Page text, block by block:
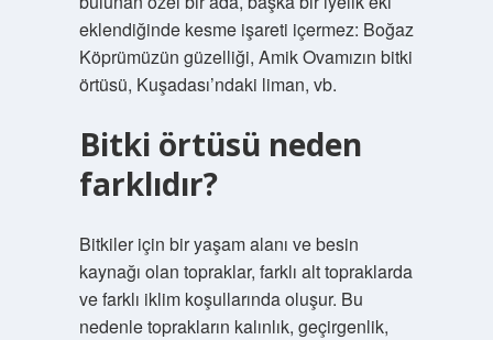
eklendiğinde kesme işareti içermez: Boğaz
Köprümüzün güzelliği, Amik Ovamızın bitki
örtüsü, Kuşadası’ndaki liman, vb.
Bitki örtüsü neden
farklıdır?
Bitkiler için bir yaşam alanı ve besin
kaynağı olan topraklar, farklı alt topraklarda
ve farklı iklim koşullarında oluşur. Bu
nedenle toprakların kalınlık, geçirgenlik,